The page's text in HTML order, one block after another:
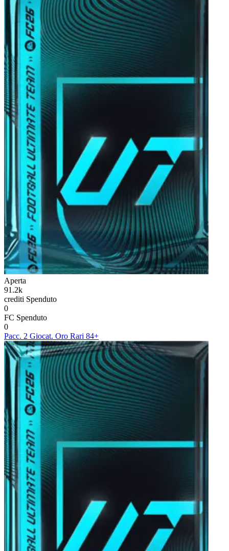
Aperta
91.2k
crediti Spenduto
0
FC Spenduto
0
Pacc. 2 Giocat. Oro Rari 84+